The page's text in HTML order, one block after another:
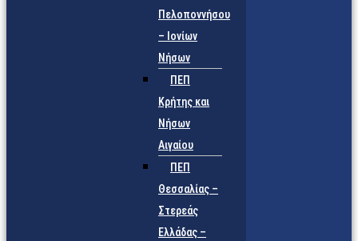
Πελοποννήσου
– Ιονίων
Νήσων
ΠΕΠ
Κρήτης και
Νήσων
Αιγαίου
ΠΕΠ
Θεσσαλίας –
Στερεάς
Ελλάδας –